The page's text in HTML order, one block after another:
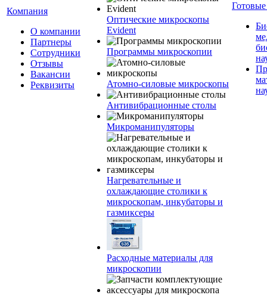
Компания
О компании
Партнеры
Сотрудники
Отзывы
Вакансии
Реквизиты
Оптические микроскопы
Evident
Программы микроскопии
Атомно-силовые микроскопы
Антивибрационные столы
Микроманипуляторы
Нагревательные и
охлаждающие столики к
микроскопам, инкубаторы и
газмиксеры
Расходные материалы для
микроскопии